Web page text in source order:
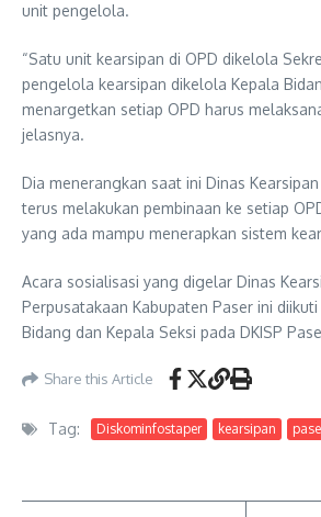
unit pengelola.
“Satu unit kearsipan di OPD dikelola
pengelola kearsipan dikelola Kepala
menargetkan setiap OPD harus
jelasnya.
Dia menerangkan saat ini Dinas
terus melakukan pembinaan ke setiap
yang ada mampu menerapkan sistem
Acara sosialisasi yang digelar Dinas
Perpusatakaan Kabupaten Paser ini
Bidang dan Kepala Seksi pada DKISP
Share this Article
Tag: Diskominfostaper kearsipan